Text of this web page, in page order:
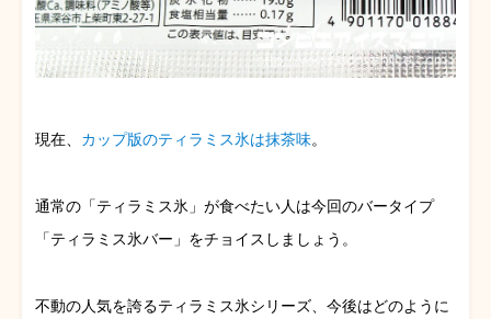
現在、 カップ版のティラミス氷は抹茶味。
通常の「ティラミス氷」が食べたい人は今回のバータイプ
「ティラミス氷バー」をチョイスしましょう。
不動の人気を誇るティラミス氷シリーズ、今後はどのように